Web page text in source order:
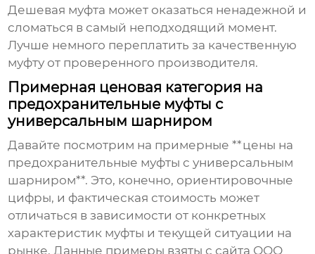
Дешевая муфта может оказаться ненадежной и
сломаться в самый неподходящий момент.
Лучше немного переплатить за качественную
муфту от проверенного производителя.
Примерная ценовая категория на
предохранительные муфты с
универсальным шарниром
Давайте посмотрим на примерные **цены на
предохранительные муфты с универсальным
шарниром**. Это, конечно, ориентировочные
цифры, и фактическая стоимость может
отличаться в зависимости от конкретных
характеристик муфты и текущей ситуации на
рынке. Данные примеры взяты с сайта ООО